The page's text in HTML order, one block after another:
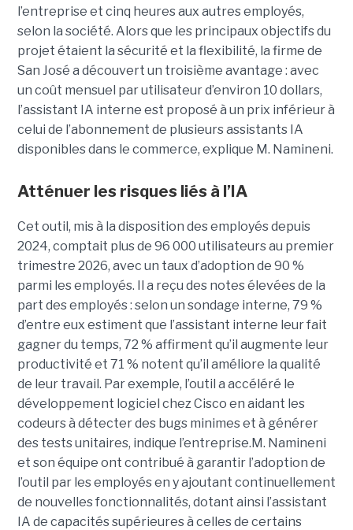
l’entreprise et cinq heures aux autres employés,
selon la société. Alors que les principaux objectifs du
projet étaient la sécurité et la flexibilité, la firme de
San José a découvert un troisième avantage : avec
un coût mensuel par utilisateur d’environ 10 dollars,
l’assistant IA interne est proposé à un prix inférieur à
celui de l’abonnement de plusieurs assistants IA
disponibles dans le commerce, explique M. Namineni.
Atténuer les risques liés à l’IA
Cet outil, mis à la disposition des employés depuis
2024, comptait plus de 96 000 utilisateurs au premier
trimestre 2026, avec un taux d’adoption de 90 %
parmi les employés. Il a reçu des notes élevées de la
part des employés : selon un sondage interne, 79 %
d’entre eux estiment que l’assistant interne leur fait
gagner du temps, 72 % affirment qu’il augmente leur
productivité et 71 % notent qu’il améliore la qualité
de leur travail. Par exemple, l’outil a accéléré le
développement logiciel chez Cisco en aidant les
codeurs à détecter des bugs minimes et à générer
des tests unitaires, indique l’entreprise.M. Namineni
et son équipe ont contribué à garantir l’adoption de
l’outil par les employés en y ajoutant continuellement
de nouvelles fonctionnalités, dotant ainsi l’assistant
IA de capacités supérieures à celles de certains